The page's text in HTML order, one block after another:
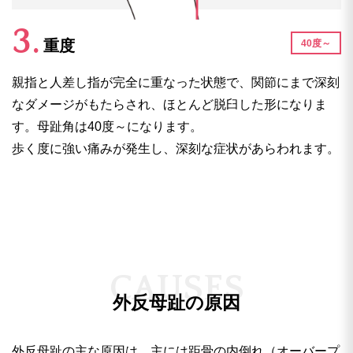
重度 40度～
親指と人差し指が完全に重なった状態で、関節にまで深刻
なダメージがもたらされ、ほとんど脱臼した形になりま
す。母趾角は40度～になります。
歩く度に強い痛みが発生し、深刻な症状があらわれます。
外反母趾の原因
CAUSES